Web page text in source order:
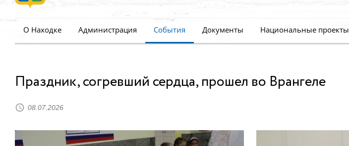
О Находке Администрация События Документы Национальные проекты
Праздник, согревший сердца, прошел во Врангеле
08.07.2026